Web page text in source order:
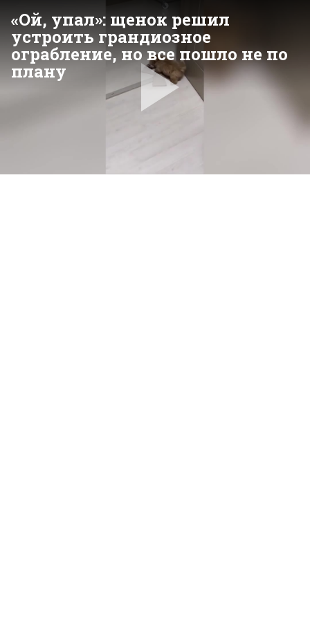
«Ой, упал»: щенок решил
устроить грандиозное
ограбление, но все пошло не по
плану